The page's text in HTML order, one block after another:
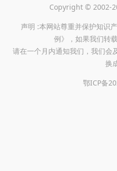
Copyright © 2002-
声明 :本网站尊重并保护知识
例》，如果我们转
请在一个月内通知我们，我们
换
鄂ICP备